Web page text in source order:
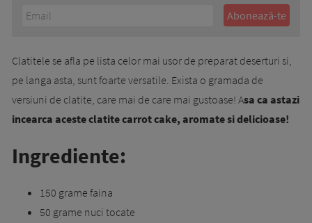
Clatitele se afla pe lista celor mai usor de preparat deserturi si,
pe langa asta, sunt foarte versatile. Exista o gramada de
versiuni de clatite, care mai de care mai gustoase! Asa ca astazi
incearca aceste clatite carrot cake, aromate si delicioase!
Ingrediente:
150 grame faina
50 grame nuci tocate